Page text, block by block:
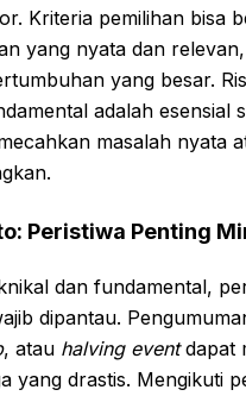
Kriteria pemilihan bisa
yang nyata dan
yang besar.
adalah esensial
masalah nyata
Peristiwa Penting
dan fundamental,
dipantau.
, atau halving eventdapat
yang drastis. Mengikuti